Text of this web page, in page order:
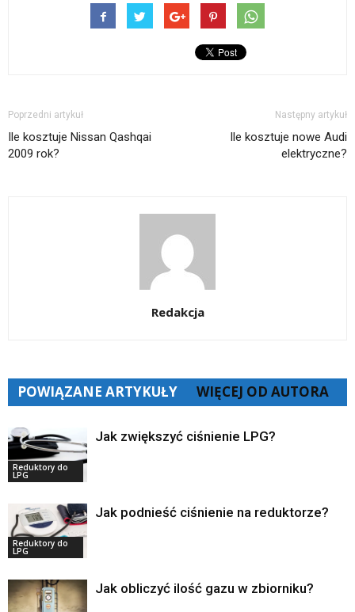
Poprzedni artykuł
Ile kosztuje Nissan Qashqai
2009 rok?
Następny artykuł
Ile kosztuje nowe Audi
elektryczne?
Redakcja
POWIĄZANE ARTYKUŁY WIĘCEJ OD AUTORA
Reduktory do
LPG
Jak zwiększyć ciśnienie LPG?
Reduktory do
LPG
Jak podnieść ciśnienie na reduktorze?
Jak obliczyć ilość gazu w zbiorniku?